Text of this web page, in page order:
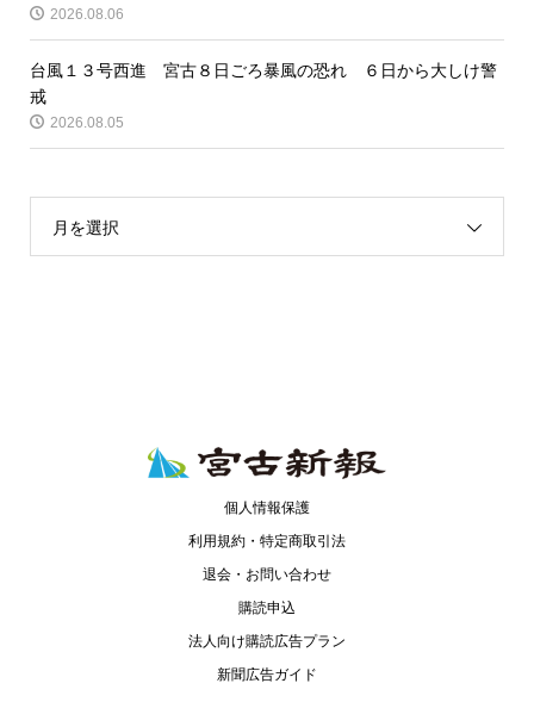
2026.08.06
台風１３号西進 宮古８日ごろ暴風の恐れ ６日から大しけ警
戒
2026.08.05
月を選択
個人情報保護
利用規約・特定商取引法
退会・お問い合わせ
購読申込
法人向け購読広告プラン
新聞広告ガイド